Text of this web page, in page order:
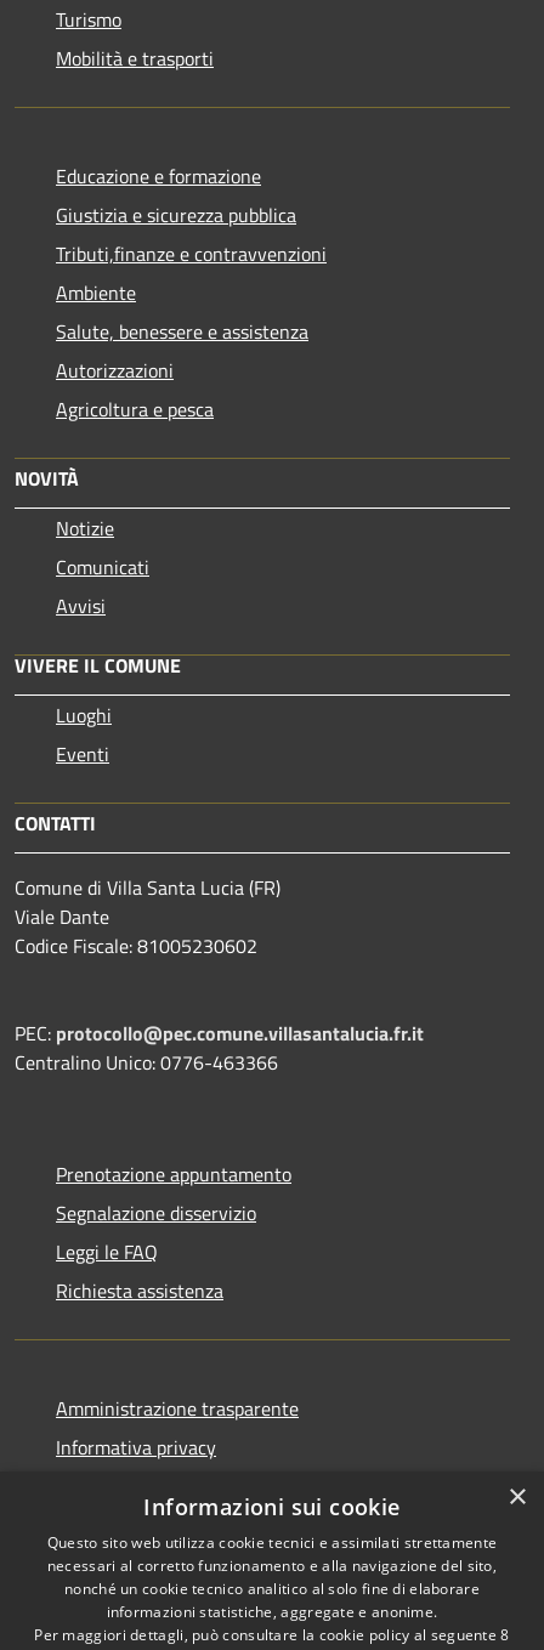
Turismo
Mobilità e trasporti
Educazione e formazione
Giustizia e sicurezza pubblica
Tributi,finanze e contravvenzioni
Ambiente
Salute, benessere e assistenza
Autorizzazioni
Agricoltura e pesca
NOVITÀ
Notizie
Comunicati
Avvisi
VIVERE IL COMUNE
Luoghi
Eventi
CONTATTI
Comune di Villa Santa Lucia (FR)
Viale Dante
Codice Fiscale: 81005230602
PEC: protocollo@pec.comune.villasantalucia.fr.it
Centralino Unico: 0776-463366
Prenotazione appuntamento
Segnalazione disservizio
Leggi le FAQ
Richiesta assistenza
Amministrazione trasparente
Informativa privacy
Dichiarazione di accessibilità
×
Informazioni sui cookie
Questo sito web utilizza cookie tecnici e assimilati strettamente
necessari al corretto funzionamento e alla navigazione del sito,
nonché un cookie tecnico analitico al solo fine di elaborare
informazioni statistiche, aggregate e anonime.
Per maggiori dettagli, può consultare la cookie policy al seguente8